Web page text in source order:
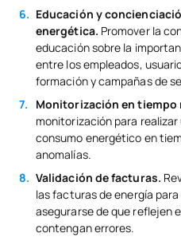
Educación y
energética. Promover la
educación sobre la
entre los empleados,
formación y campañas de
Monitorización en tiempo
monitorización para
consumo energético en
anomalías.
Validación de facturas.
las facturas de energía
asegurarse de que reflejen
contengan errores.